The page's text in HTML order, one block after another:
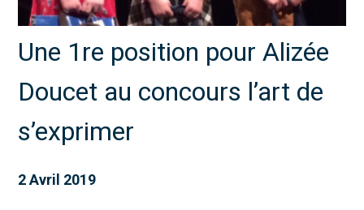
Une 1re position pour Alizée
Doucet au concours l’art de
s’exprimer
2 Avril 2019